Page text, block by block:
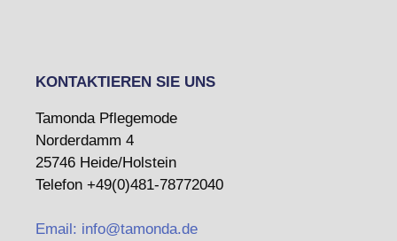
KONTAKTIEREN SIE UNS
Tamonda Pflegemode
Norderdamm 4
25746 Heide/Holstein
Telefon +49(0)481-78772040
Email: info@tamonda.de